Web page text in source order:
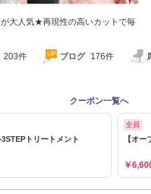
が大人気★再現性の高いカットで毎
203件 ブログ 176件
クーポン一覧へ
トリートメント
全員
【オ
￥